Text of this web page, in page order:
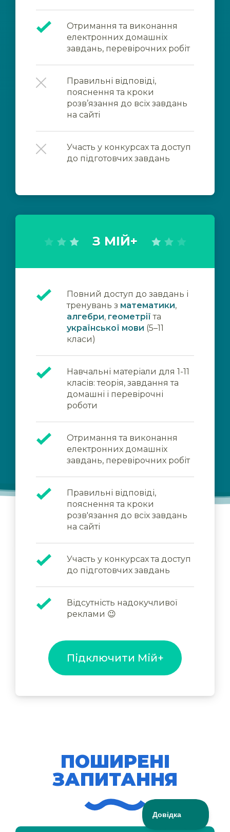
Отримання та виконання
електронних домашніх
завдань, перевірочних робіт
Правильні відповіді,
пояснення та кроки
розв’язання до всіх завдань
на сайті
Участь у конкурсах та доступ
до підготовчих завдань
З МІЙ+
Повний доступ до завдань і
тренувань з математики,
алгебри, геометрії та
української мови (5–11
класи)
Навчальні матеріали для 1-11
класів: теорія, завдання та
домашні і перевірочні
роботи
Отримання та виконання
електронних домашніх
завдань, перевірочних робіт
Правильні відповіді,
пояснення та кроки
розв'язання до всіх завдань
на сайті
Участь у конкурсах та доступ
до підготовчих завдань
Відсутність надокучливої
реклами 😉
Підключити Мій+
ПОШИРЕНІ
ЗАПИТАННЯ